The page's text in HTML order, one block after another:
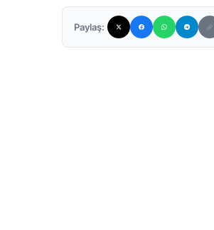
Paylaş: